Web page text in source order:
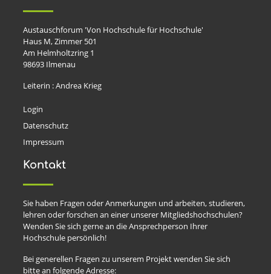
Austauschforum 'Von Hochschule für Hochschule'
Haus M, Zimmer 501
Am Helmholtzring 1
98693 Ilmenau
Leiterin : Andrea Krieg
Login
Datenschutz
Impressum
Kontakt
Sie haben Fragen oder Anmerkungen und arbeiten, studieren,
lehren oder forschen an einer unserer Mitgliedshochschulen?
Wenden Sie sich gerne an die Ansprechperson Ihrer
Hochschule persönlich!
Bei generellen Fragen zu unserem Projekt wenden Sie sich
bitte an folgende Adresse: